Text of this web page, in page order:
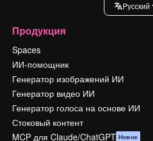
Pусский
Продукция
Spaces
ИИ-помощник
Генератор изображений ИИ
Генератор видео ИИ
Генератор голоса на основе ИИ
Стоковый контент
MCP для Claude/ChatGPT Новое